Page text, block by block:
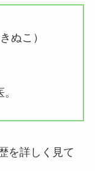
ぬこ）
を詳しく見て